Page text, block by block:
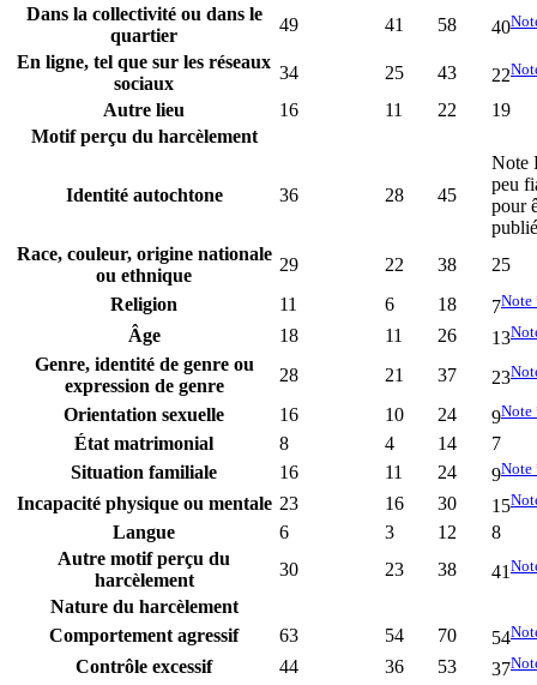
Dans la collectivité ou dans le
quartier
49 41 58 40
En ligne, tel que sur les réseaux
sociaux
34 25 43 22
Autre lieu 16 11 22
19
Motif perçu du harcèlement
Identité autochtone 36 28 45
Note
peu
pour
publié
Race, couleur, origine nationale
ou ethnique
29 22 38
25
Religion
11 6 18 7Note
Âge 18 11 26 13
Genre, identité de genre ou
expression de genre
28 21 37 23
Orientation sexuelle 16 10 24 9Note
État matrimonial 8 4 14
7
Situation familiale
16 11 24 9Note
Incapacité physique ou mentale 23 16 30 15
Langue 6 3 12
8
Autre motif perçu du
harcèlement
30 23 38 41
Nature du harcèlement
Comportement agressif
63 54 70 54
Contrôle excessif 44 36 53 37